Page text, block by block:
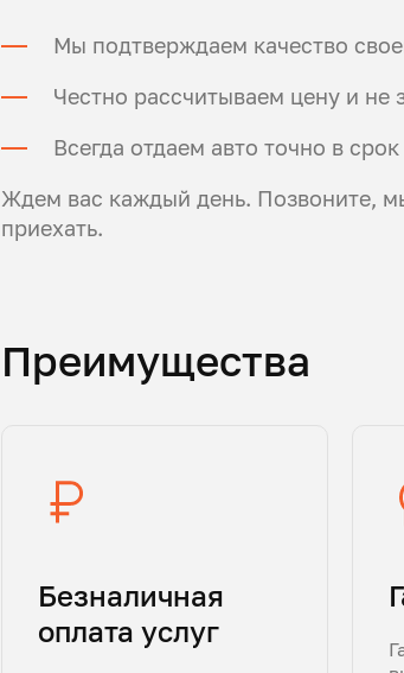
Мы подтверждаем качество
Честно рассчитываем цену и не
Всегда отдаем авто точно в
Ждем вас каждый день. Позвоните,
приехать.
Преимущества
Безналичная
оплата услуг